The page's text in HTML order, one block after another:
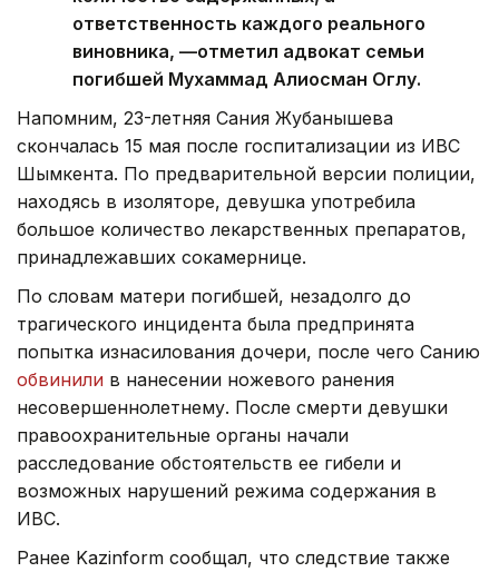
ответственность каждого реального
виновника, —отметил адвокат семьи
погибшей Мухаммад Алиосман Оглу.
Напомним, 23-летняя Сания Жубанышева
скончалась 15 мая после госпитализации из ИВС
Шымкента. По предварительной версии полиции,
находясь в изоляторе, девушка употребила
большое количество лекарственных препаратов,
принадлежавших сокамернице.
По словам матери погибшей, незадолго до
трагического инцидента была предпринята
попытка изнасилования дочери, после чего Санию
обвинили в нанесении ножевого ранения
несовершеннолетнему. После смерти девушки
правоохранительные органы начали
расследование обстоятельств ее гибели и
возможных нарушений режима содержания в
ИВС.
Ранее Kazinform сообщал, что следствие также